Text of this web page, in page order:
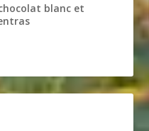
blanc et